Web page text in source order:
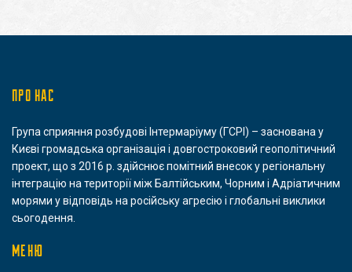
ПРО НАС
Група сприяння розбудові Інтермаріуму (ГСРІ) – заснована у
Києві громадська організація і довгостроковий геополітичний
проект, що з 2016 р. здійснює помітний внесок у регіональну
інтеграцію на території між Балтійським, Чорним і Адріатичним
морями у відповідь на російську агресію і глобальні виклики
сьогодення.
МЕНЮ